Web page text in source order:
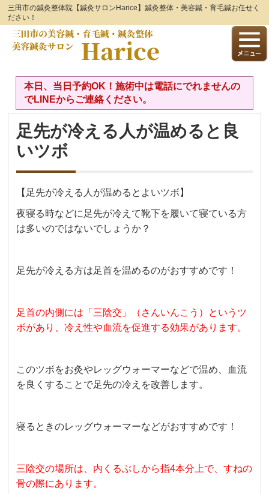
三田市の鍼灸整体院【鍼灸サロンHarice】鍼灸整体・美容鍼・育毛鍼お任せく
ださい！
本日、当日予約OK！施術中は電話にでれませんの
でLINEからご連絡ください。
足先が冷える人が温めると良
いツボ
【足先が冷える人が温めるとよいツボ】
夜寝る時などに足先が冷えて靴下を履いて寝ている方
は多いのではないでしょうか？
足先が冷える方は足首を温めるのがおすすめです！
足首の内側には「三陰交」（さんいんこう）というツ
ボがあり、冷え性や血流を促進する効果があります。
このツボをお灸やレッグウォーマーなどで温め、血流
を良くすることで足先の冷えを改善します。
寝るときのレッグウォーマーなどがおすすめです！
三陰交の場所は、内くるぶしから指4本分上で、すねの
骨の際にあります。